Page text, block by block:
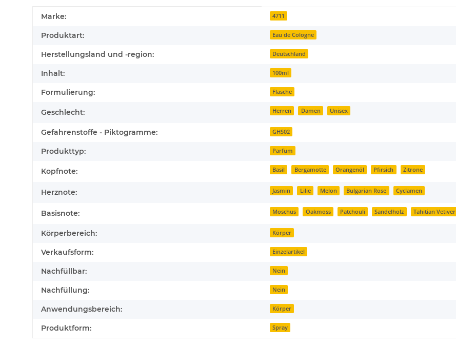
Produkteigenschaft
Wert
Marke: 4711
Produktart: Eau de Cologne
Herstellungsland und -region: Deutschland
Inhalt: 100ml
Formulierung: Flasche
Geschlecht: Herren Damen Unisex
Gefahrenstoffe - Piktogramme: GHS02
Produkttyp: Parfüm
Kopfnote: Basil Bergamotte Orangenöl Pfirsich Zitrone
Herznote: Jasmin Lilie Melon Bulgarian Rose Cyclamen
Basisnote: Moschus Oakmoss Patchouli Sandelholz Tahitian Vetiver
Körperbereich: Körper
Verkaufsform: Einzelartikel
Nachfüllbar: Nein
Nachfüllung: Nein
Anwendungsbereich: Körper
Produktform: Spray